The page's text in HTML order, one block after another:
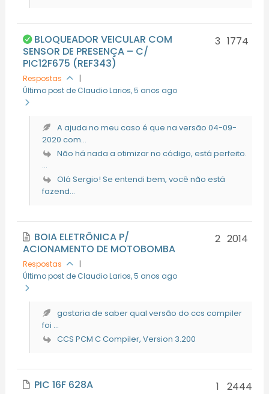
BLOQUEADOR VEICULAR COM
SENSOR DE PRESENÇA – C/
PIC12F675 (REF343)
Respostas
|
Último post de Claudio Larios, 5 anos ago
1774
3
A ajuda no meu caso é que na versão 04-09-
2020 com...
Não há nada a otimizar no código, está perfeito.
...
Olá Sergio! Se entendi bem, você não está
fazend...
BOIA ELETRÔNICA P/
ACIONAMENTO DE MOTOBOMBA
Respostas
|
Último post de Claudio Larios, 5 anos ago
2014
2
gostaria de saber qual versão do ccs compiler
foi ...
CCS PCM C Compiler, Version 3.200
PIC 16F 628A 2444
1